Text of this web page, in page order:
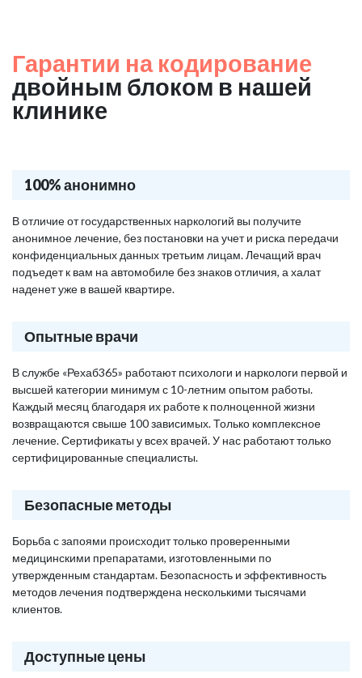
Гарантии на кодирование
двойным блоком в нашей
клинике
100% анонимно
В отличие от государственных наркологий вы получите
анонимное лечение, без постановки на учет и риска передачи
конфиденциальных данных третьим лицам. Лечащий врач
подъедет к вам на автомобиле без знаков отличия, а халат
наденет уже в вашей квартире.
Опытные врачи
В службе «Рехаб365» работают психологи и наркологи первой и
высшей категории минимум с 10-летним опытом работы.
Каждый месяц благодаря их работе к полноценной жизни
возвращаются свыше 100 зависимых. Только комплексное
лечение. Сертификаты у всех врачей. У нас работают только
сертифицированные специалисты.
Безопасные методы
Борьба с запоями происходит только проверенными
медицинскими препаратами, изготовленными по
утвержденным стандартам. Безопасность и эффективность
методов лечения подтверждена несколькими тысячами
клиентов.
Доступные цены